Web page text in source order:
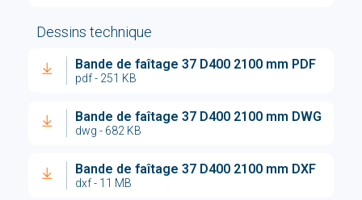
Dessins technique
Bande de faîtage 37 D400 2100 mm PDF
pdf - 251 KB
Bande de faîtage 37 D400 2100 mm DWG
dwg - 682 KB
Bande de faîtage 37 D400 2100 mm DXF
dxf - 11 MB